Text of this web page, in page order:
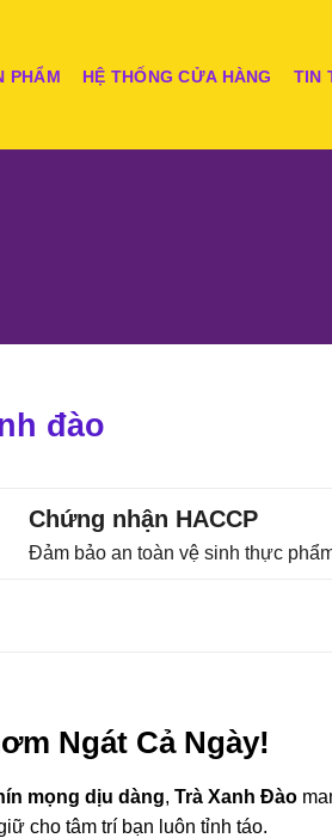
PHẨM HỆ THỐNG CỬA HÀNG TIN
đào
Chứng nhận HACCP
Đảm bảo an toàn vệ sinh thực
Ngát Cả Ngày!
mọng dịu dàng, Trà Xanh Đào
cho tâm trí bạn luôn tỉnh táo.